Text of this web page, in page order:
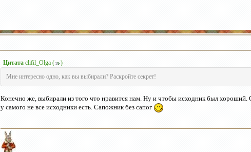
Цитата clifil_Olga (
)
Мне интересно одно, как вы выбирали? Раскройте секрет!
Конечно же, выбирали из того что нравится нам. Ну и чтобы исходник был хороший.
у самого не все исходники есть. Сапожник без сапог